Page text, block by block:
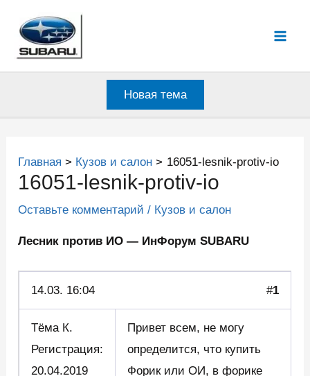
содержимому
Новая тема
Главная Кузов и салон 16051-lesnik-protiv-io
16051-lesnik-protiv-io
Оставьте комментарий / Кузов и салон
Лесник против ИО — ИнФорум SUBARU
14.03. 16:04 #1
Тёма К.
Регистрация:
20.04.2019
Привет всем, не могу
определится, что купить
Форик или ОИ, в форике